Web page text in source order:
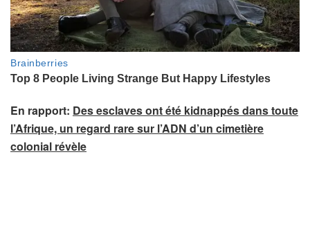
g
l
e
En rapport: Des esclaves ont été kidnappés dans toute
l’Afrique, un regard rare sur l’ADN d’un cimetière
colonial révèle